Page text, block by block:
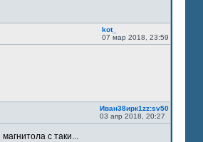
kot_
07 мар 2018, 23:59
Иван38ирк1zz:sv50
03 апр 2018, 20:27
с таки...